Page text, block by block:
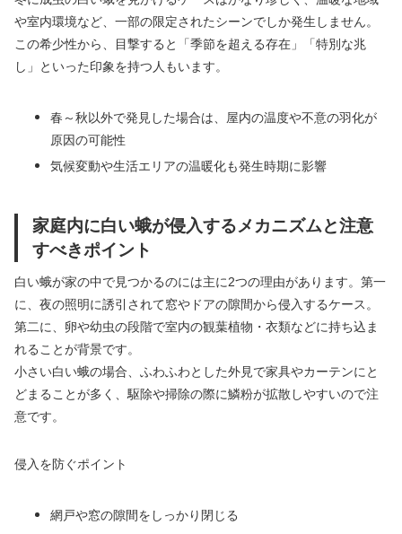
や室内環境など、一部の限定されたシーンでしか発生しません。
この希少性から、目撃すると「季節を超える存在」「特別な兆
し」といった印象を持つ人もいます。
春～秋以外で発見した場合は、屋内の温度や不意の羽化が
原因の可能性
気候変動や生活エリアの温暖化も発生時期に影響
家庭内に白い蛾が侵入するメカニズムと注意
すべきポイント
白い蛾が家の中で見つかるのには主に2つの理由があります。第一
に、夜の照明に誘引されて窓やドアの隙間から侵入するケース。
第二に、卵や幼虫の段階で室内の観葉植物・衣類などに持ち込ま
れることが背景です。
小さい白い蛾の場合、ふわふわとした外見で家具やカーテンにと
どまることが多く、駆除や掃除の際に鱗粉が拡散しやすいので注
意です。
侵入を防ぐポイント
網戸や窓の隙間をしっかり閉じる